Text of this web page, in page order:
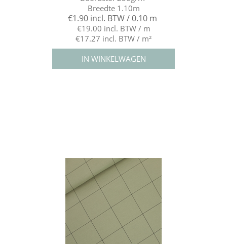
Breedte 1.10m
€1.90 incl. BTW / 0.10 m
€19.00 incl. BTW / m
€17.27 incl. BTW / m²